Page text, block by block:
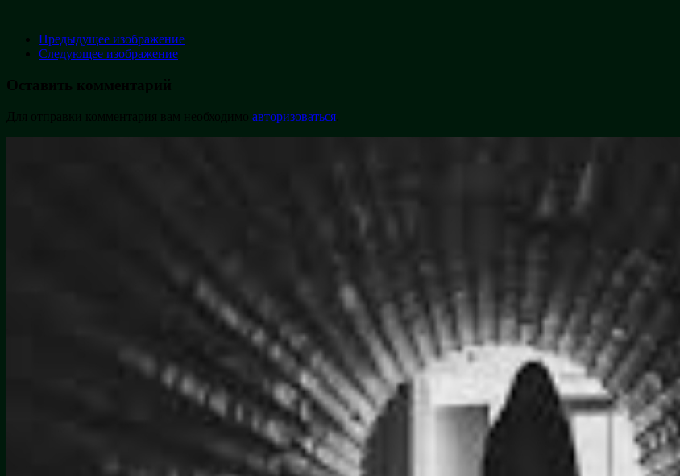
Предыдущее изображение
Следующее изображение
Оставить комментарий
Для отправки комментария вам необходимо авторизоваться